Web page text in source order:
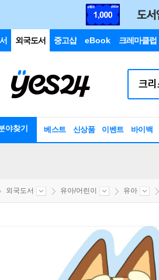
외국도서 중고샵 eBook 크레마클럽
야찾기 베스트 신상품 이벤트 바이백
외국도서 유아/어린이 유아